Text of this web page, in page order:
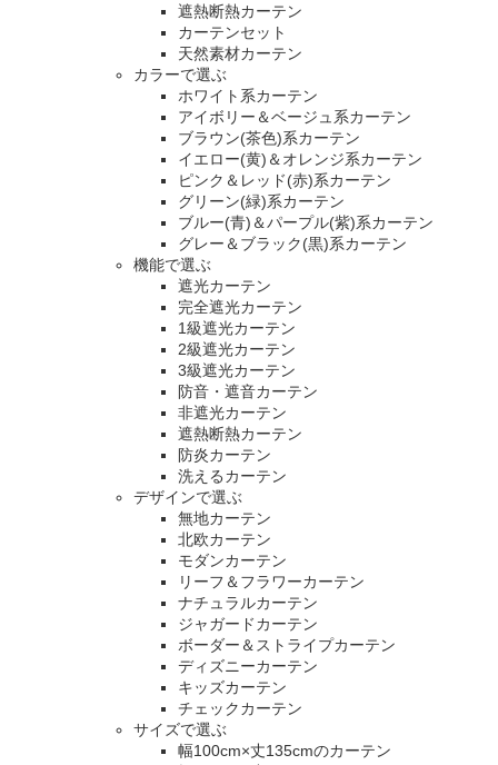
遮熱断熱カーテン
カーテンセット
天然素材カーテン
カラーで選ぶ
ホワイト系カーテン
アイボリー＆ベージュ系カーテン
ブラウン(茶色)系カーテン
イエロー(黄)＆オレンジ系カーテン
ピンク＆レッド(赤)系カーテン
グリーン(緑)系カーテン
ブルー(青)＆パープル(紫)系カーテン
グレー＆ブラック(黒)系カーテン
機能で選ぶ
遮光カーテン
完全遮光カーテン
1級遮光カーテン
2級遮光カーテン
3級遮光カーテン
防音・遮音カーテン
非遮光カーテン
遮熱断熱カーテン
防炎カーテン
洗えるカーテン
デザインで選ぶ
無地カーテン
北欧カーテン
モダンカーテン
リーフ＆フラワーカーテン
ナチュラルカーテン
ジャガードカーテン
ボーダー＆ストライプカーテン
ディズニーカーテン
キッズカーテン
チェックカーテン
サイズで選ぶ
幅100cm×丈135cmのカーテン